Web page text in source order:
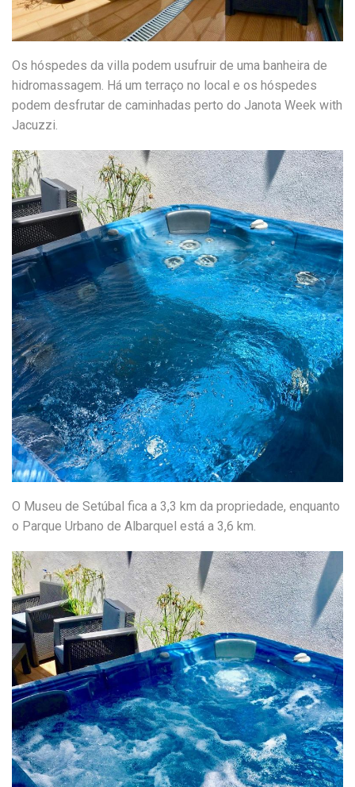
Os hóspedes da villa podem usufruir de uma banheira de
hidromassagem. Há um terraço no local e os hóspedes
podem desfrutar de caminhadas perto do Janota Week with
Jacuzzi.
O Museu de Setúbal fica a 3,3 km da propriedade, enquanto
o Parque Urbano de Albarquel está a 3,6 km.